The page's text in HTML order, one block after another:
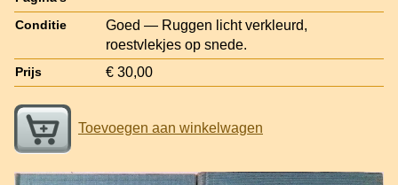
Conditie
Goed — Ruggen licht verkleurd,
roestvlekjes op snede.
Prijs € 30,00
Toevoegen aan winkelwagen